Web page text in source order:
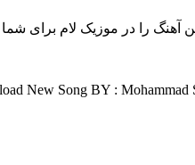
آهنگ را در موزیک لام برای
New Song BY :